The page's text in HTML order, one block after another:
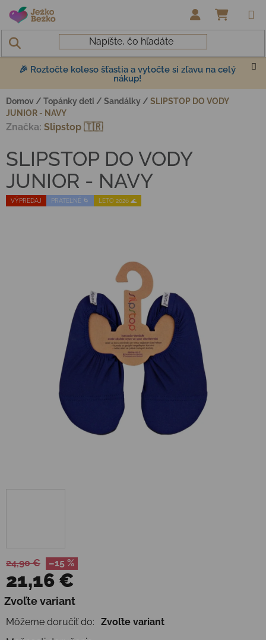
Prejsť na obsah
🎉 Roztočte koleso šťastia a vytočte si zľavu na celý
nákup!
Domov / Topánky deti / Sandálky / SLIPSTOP DO VODY
JUNIOR - NAVY
24,90 € –15 %
21,16 €
Jednotková cena:
Zvoľte variant
Môžeme doručiť do:
Zvoľte variant
VÝPREDAJ PRATEĽNÉ 🌀 LETO 2026 🌊
SLIPSTOP DO VODY
JUNIOR - NAVY
Značka: Slipstop 🇹🇷